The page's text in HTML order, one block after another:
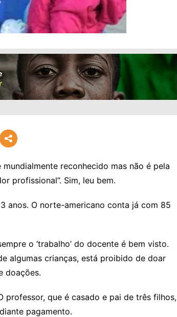
reconhecido mas não é pela
profissional”. Sim, leu bem.
anos. O norte-americano conta já com 85
o ‘trabalho’ do docente é bem visto.
algumas crianças, está proibido de doar
doações.
professor, que é casado e pai de três filhos,
pagamento.